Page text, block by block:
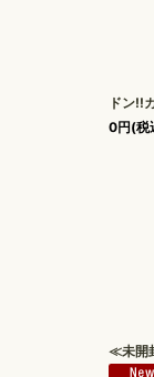
ドン!!
0円(税
≪未開